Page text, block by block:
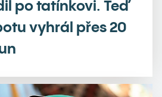
po tatínkovi. Teď
vyhrál přes 20